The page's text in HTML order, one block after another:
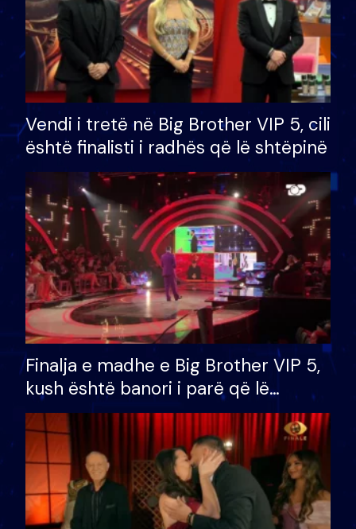
Vendi i tretë në Big Brother VIP 5, cili
është finalisti i radhës që lë shtëpinë
Finalja e madhe e Big Brother VIP 5,
kush është banori i parë që lë
shtëpinë dhe humb mundësinë për
të fituar çmimin e madh